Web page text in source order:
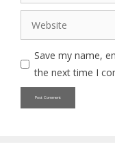
Website
Save my name,
the next time I